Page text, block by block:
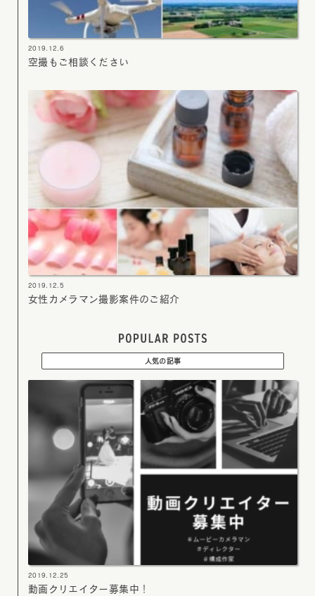
2019.12.6
空撮もご相談ください
2019.12.5
女性カメラマン撮影案件のご紹介
人気の記事
2019.12.25
動画クリエイター募集中！